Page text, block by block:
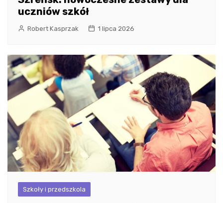
uczniów szkół
Robert Kasprzak 1 lipca 2026
Szkoły i przedszkola